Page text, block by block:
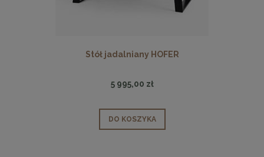
Stół jadalniany HOFER
5 995,00 zł
DO KOSZYKA